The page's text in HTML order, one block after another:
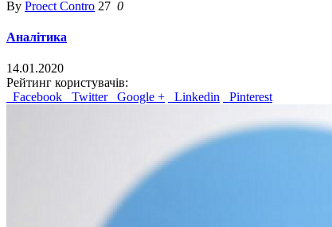
By Proect Contro 27 0
Аналітика
14.01.2020
Рейтинг користувачів:
Facebook
Twitter Google + Linkedin Pinterest